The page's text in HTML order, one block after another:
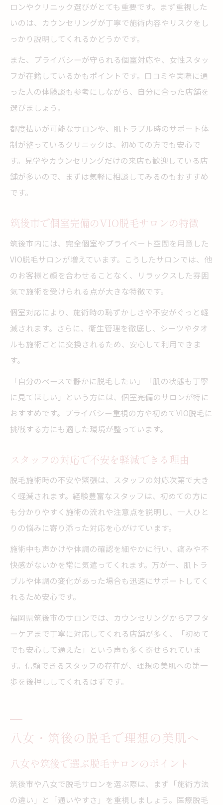
ロンやクリニック選びがとても重要です。まず重視した
いのは、カウンセリングが丁寧で施術内容やリスクをし
っかり説明してくれるかどうかです。
また、プライバシーが守られる個室対応や、女性スタッ
フが在籍しているかもポイントです。口コミや実際に通
った人の体験談も参考にしながら、自分に合った店舗を
選びましょう。
都度払いが可能なサロンや、肌トラブル時のサポート体
制が整っているクリニックは、初めての方でも安心で
す。見学やカウンセリングだけの来店も歓迎している店
舗が多いので、まずは気軽に相談してみるのもおすすめ
です。
筑後市で個室完備のVIO脱毛サロンの特徴
筑後市内には、完全個室やプライベート空間を用意した
VIO脱毛サロンが増えています。こうしたサロンでは、他
のお客様と顔を合わせることなく、リラックスした雰囲
気で施術を受けられる点が大きな特徴です。
個室対応により、施術時の恥ずかしさや不安がぐっと軽
減されます。さらに、衛生管理を徹底し、シーツやタオ
ルも施術ごとに交換されるため、安心して利用できま
す。
「自分のペースで静かに脱毛したい」「肌の状態も丁寧
に見てほしい」という方には、個室完備のサロンが特に
おすすめです。プライバシー重視の方や初めてVIO脱毛に
挑戦する方にも適した環境が整っています。
スタッフの対応で不安を軽減できる理由
脱毛施術時の不安や緊張は、スタッフの対応次第で大き
く軽減されます。経験豊富なスタッフは、初めての方に
も分かりやすく施術の流れや注意点を説明し、一人ひと
りの悩みに寄り添った対応を心がけています。
施術中も声かけや体調の確認を細やかに行い、痛みや不
快感がないかを常に気遣ってくれます。万が一、肌トラ
ブルや体調の変化があった場合も迅速にサポートしてく
れるため安心です。
福岡県筑後市のサロンでは、カウンセリングからアフタ
ーケアまで丁寧に対応してくれる店舗が多く、「初めて
でも安心して通えた」という声も多く寄せられていま
す。信頼できるスタッフの存在が、理想の美肌への第一
歩を後押ししてくれるはずです。
八女・筑後の脱毛で理想の美肌へ
八女や筑後で選ぶ脱毛サロンのポイント
筑後市や八女で脱毛サロンを選ぶ際は、まず「施術方法
の違い」と「通いやすさ」を重視しましょう。医療脱毛